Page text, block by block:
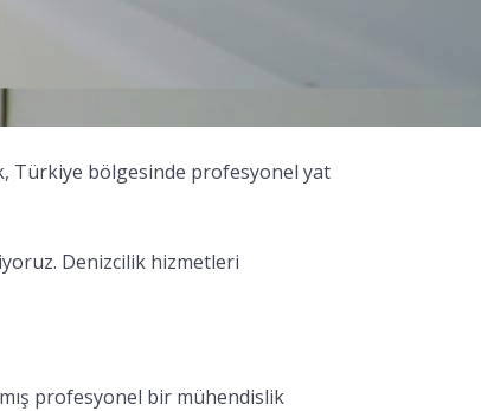
Türkiye bölgesinde profesyonel yat
Denizcilik hizmetleri
profesyonel bir mühendislik